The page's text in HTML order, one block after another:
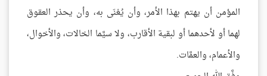
المؤمن أن يهتم بهذا الأمر، وأن يُعْنَى به، وأن يحذر العقوق
لهما أو لأحدهما أو لبقية الأقارب، ولا سيَّما الخالات، والأخوال،
والأعمام، والعمَّات.